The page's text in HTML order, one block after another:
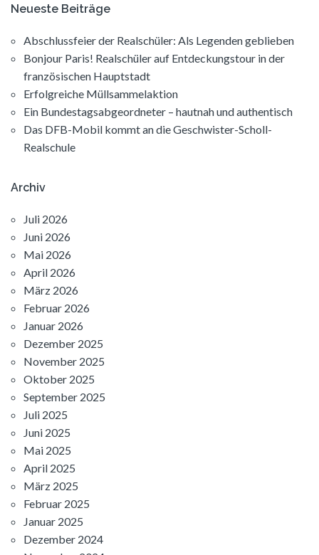
Neueste Beiträge
Abschlussfeier der Realschüler: Als Legenden geblieben
Bonjour Paris! Realschüler auf Entdeckungstour in der
französischen Hauptstadt
Erfolgreiche Müllsammelaktion
Ein Bundestagsabgeordneter – hautnah und authentisch
Das DFB-Mobil kommt an die Geschwister-Scholl-
Realschule
Archiv
Juli 2026
Juni 2026
Mai 2026
April 2026
März 2026
Februar 2026
Januar 2026
Dezember 2025
November 2025
Oktober 2025
September 2025
Juli 2025
Juni 2025
Mai 2025
April 2025
März 2025
Februar 2025
Januar 2025
Dezember 2024